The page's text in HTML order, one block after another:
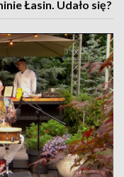
Łasin. Udało się?